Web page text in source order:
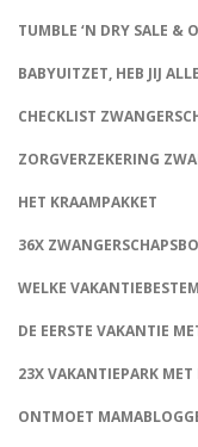
TUMBLE ‘N DRY SALE &
BABYUITZET, HEB JIJ
CHECKLIST
ZORGVERZEKERING
HET KRAAMPAKKET
36X
WELKE
DE EERSTE VAKANTIE
23X VAKANTIEPARK MET
ONTMOET